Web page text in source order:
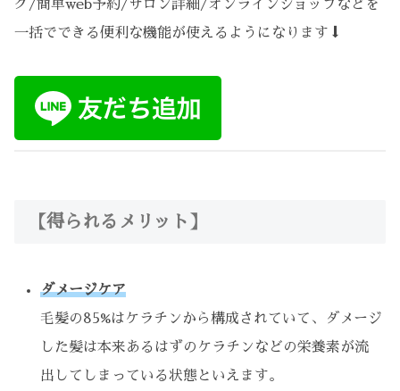
グ/簡単web予約/サロン詳細/オンラインショップなどを
一括でできる便利な機能が使えるようになります⬇︎
【得られるメリット】
ダメージケア
毛髪の85%はケラチンから構成されていて、ダメージ
した髪は本来あるはずのケラチンなどの栄養素が流
出してしまっている状態といえます。